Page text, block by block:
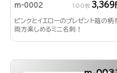
m-0002 100枚 3,369
ピンクとイエローのプレゼント箱の柄
両方楽しめるミニ名刺！